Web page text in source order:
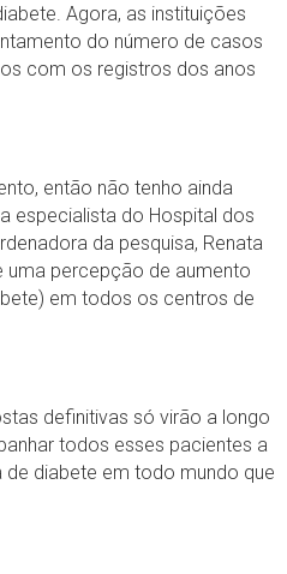
Agora, as instituições
do número de casos
com os registros dos anos
então não tenho ainda
especialista do Hospital dos
da pesquisa, Renata
uma percepção de aumento
em todos os centros de
definitivas só virão a longo
todos esses pacientes a
de diabete em todo mundo que